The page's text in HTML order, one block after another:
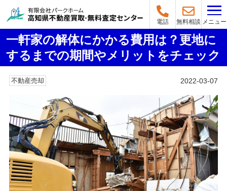
電話 無料相談 メニュー
一軒家の解体にかかる費用は？更地に
するまでの期間やメリットをチェック
不動産売却 2022-03-07